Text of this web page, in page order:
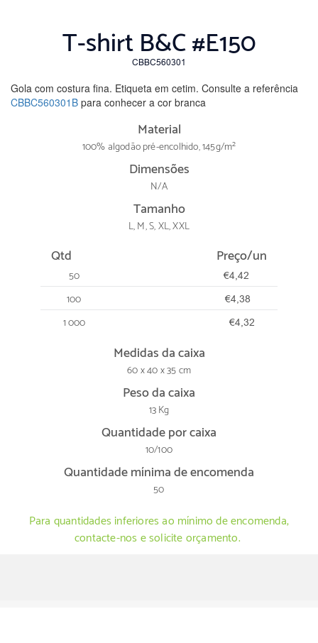
T-shirt B&C #E150
CBBC560301
Gola com costura fina. Etiqueta em cetim. Consulte a referência
CBBC560301B para conhecer a cor branca
Material
100% algodão pré-encolhido, 145g/m²
Dimensões
N/A
Tamanho
L, M, S, XL, XXL
Qtd Preço/un
50 €4,42
100 €4,38
1 000 €4,32
Medidas da caixa
60 x 40 x 35 cm
Peso da caixa
13 Kg
Quantidade por caixa
10/100
Quantidade mínima de encomenda
50
Para quantidades inferiores ao mínimo de encomenda,
contacte-nos e solicite orçamento.